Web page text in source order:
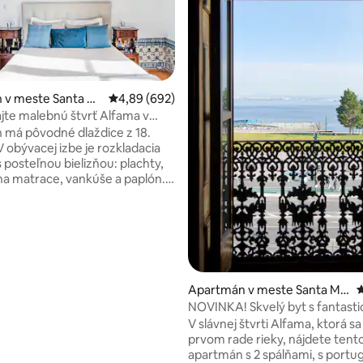
z 5, počet hodnotení: 521
meste Santa M
Priemerné ohodnotenie 4,89 z 5, počet
4,89 (692)
malebnú štvrť Alfama v
bytepôvodné dlaždice z 18.
obývacej izbe je rozkladacia
posteľnou bielizňou: plachty,
vankúše a paplón.
Apartmán v meste Santa Ma
ria Maior
NOVINKA! Skvelý byt s
výhľadom na rieku v Alfame
V slávnej štvrti Alfama, ktorá sa
prvom rade rieky, nájdete tento krásny
apartmán s 2 spálňami, s